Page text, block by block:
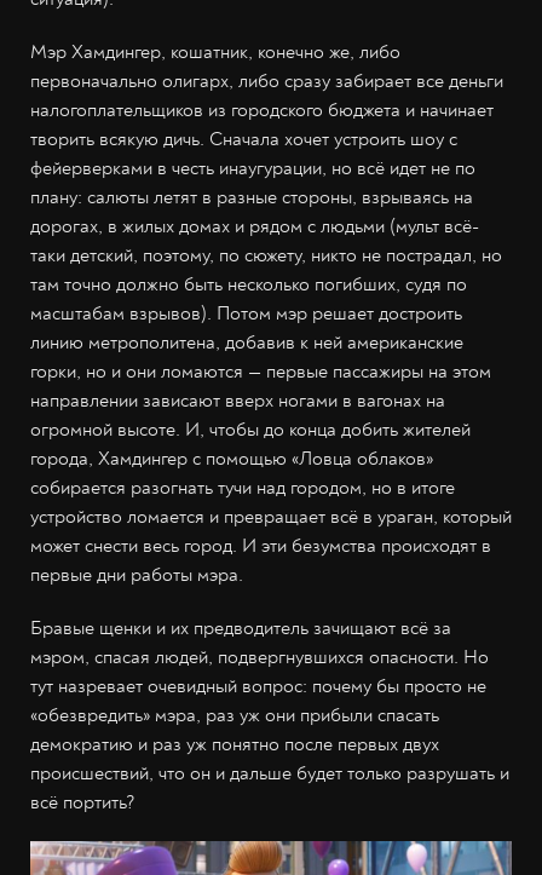
Мэр Хамдингер, кошатник, конечно же, либо
первоначально олигарх, либо сразу забирает все деньги
налогоплательщиков из городского бюджета и начинает
творить всякую дичь. Сначала хочет устроить шоу с
фейерверками в честь инаугурации, но всё идет не по
плану: салюты летят в разные стороны, взрываясь на
дорогах, в жилых домах и рядом с людьми (мульт всё-
таки детский, поэтому, по сюжету, никто не пострадал, но
там точно должно быть несколько погибших, судя по
масштабам взрывов). Потом мэр решает достроить
линию метрополитена, добавив к ней американские
горки, но и они ломаются — первые пассажиры на этом
направлении зависают вверх ногами в вагонах на
огромной высоте. И, чтобы до конца добить жителей
города, Хамдингер с помощью «Ловца облаков»
собирается разогнать тучи над городом, но в итоге
устройство ломается и превращает всё в ураган, который
может снести весь город. И эти безумства происходят в
первые дни работы мэра.
Бравые щенки и их предводитель зачищают всё за
мэром, спасая людей, подвергнувшихся опасности. Но
тут назревает очевидный вопрос: почему бы просто не
«обезвредить» мэра, раз уж они прибыли спасать
демократию и раз уж понятно после первых двух
происшествий, что он и дальше будет только разрушать и
всё портить?